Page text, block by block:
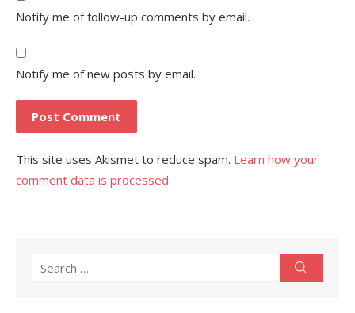
Notify me of follow-up comments by email.
Notify me of new posts by email.
This site uses Akismet to reduce spam. Learn how your
comment data is processed.
Search